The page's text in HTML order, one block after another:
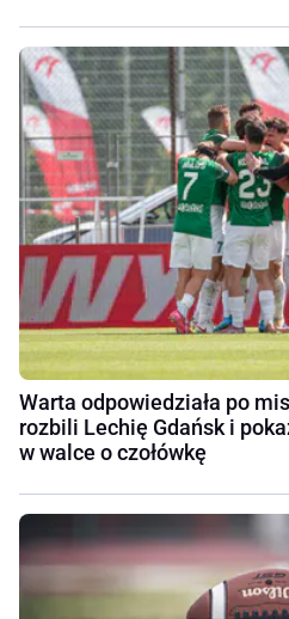
Warta odpowiedziała po
rozbili Lechię Gdańsk i
w walce o czołówkę